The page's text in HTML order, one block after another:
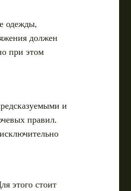
одежды,
должен
при этом
и
правил.
этого стоит